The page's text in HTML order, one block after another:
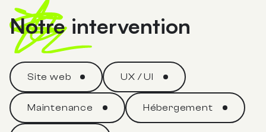
Notre intervention
Site web UX / UI
Maintenance Hébergement